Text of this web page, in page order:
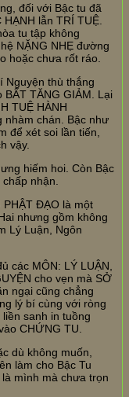
đối với Bậc tu đã
lẫn TRÍ TUỆ.
tu tập không
NẶNG NHẸ đường
hoặc chưa rốt ráo.
Nguyện thù thắng
TĂNG GIẢM. Lại
TUỆ HÀNH
nhàm chán. Bậc như
để xét soi lần tiến,
vậy.
hiếm hoi. Còn Bậc
nhận.
PHẬT ĐẠO là một
nhưng gồm không
Lý Luận, Ngôn
các MÔN: LÝ LUẬN,
cho vẹn mà SỞ
ngại cũng chẳng
lý bí cùng với ròng
sanh in tuồng
CHỨNG TU.
dù không muốn,
làm cho Bậc Tu
mình mà chưa trọn